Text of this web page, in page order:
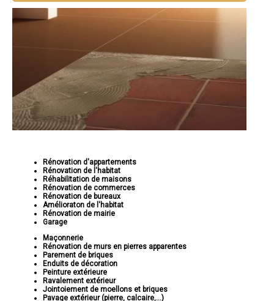
Rénovation d'appartements
Rénovation de l'habitat
Réhabilitation de maisons
Rénovation de commerces
Rénovation de bureaux
Amélioraton de l'habitat
Rénovation de mairie
Garage
Maçonnerie
Rénovation de murs en pierres apparentes
Parement de briques
Enduits de décoration
Peinture extérieure
Ravalement extérieur
Jointoiement de moellons et briques
Pavage extérieur (pierre, calcaire,...)